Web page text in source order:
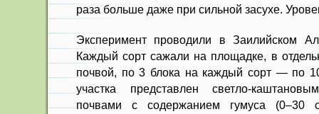
раза больше даже при сильной засухе.
Эксперимент проводили в Заилийском
Каждый сорт сажали на площадке, в
почвой, по 3 блока на каждый сорт — по
участка представлен светло-
почвами с содержанием гумуса